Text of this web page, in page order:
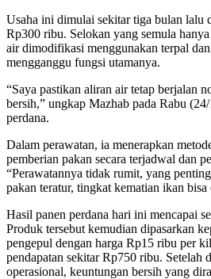
Usaha ini dimulai sekitar tiga bulan lalu
Rp300 ribu. Selokan yang semula
air dimodifikasi menggunakan terpal dan
mengganggu fungsi utamanya.
“Saya pastikan aliran air tetap berjalan
bersih,” ungkap Mazhab pada Rabu
perdana.
Dalam perawatan, ia menerapkan
pemberian pakan secara terjadwal dan
“Perawatannya tidak rumit, yang
pakan teratur, tingkat kematian ikan bisa
Hasil panen perdana hari ini mencapai
Produk tersebut kemudian dipasarkan
pengepul dengan harga Rp15 ribu per
pendapatan sekitar Rp750 ribu. Setelah
operasional, keuntungan bersih yang